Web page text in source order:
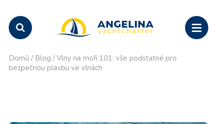
Domů / Blog / Vlny na moři 101: vše podstatné pro
bezpečnou plavbu ve vlnách